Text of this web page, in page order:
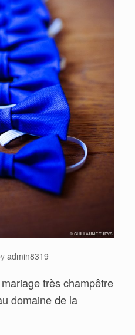
admin8319
très champêtre
domaine de la